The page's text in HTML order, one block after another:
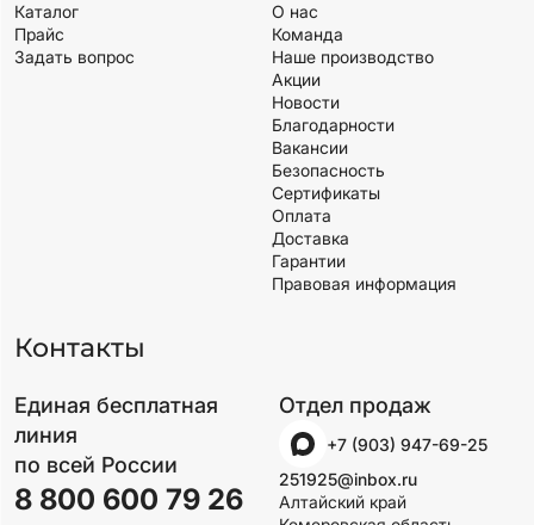
Каталог
Прайс
Задать вопрос
О нас
Команда
Наше производство
Акции
Новости
Благодарности
Вакансии
Безопасность
Сертификаты
Оплата
Доставка
Гарантии
Правовая информация
Контакты
Единая бесплатная
линия
по всей России
8 800 600 79 26
Отдел продаж
+7 (903) 947-69-25
251925@inbox.ru
Алтайский край